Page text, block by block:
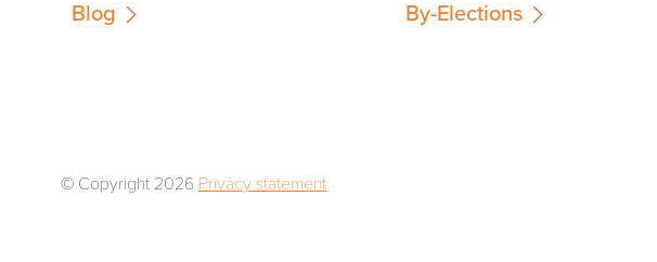
Blog By-Elections
© Copyright 2026 Privacy statement